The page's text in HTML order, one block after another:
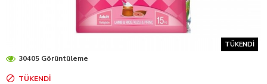
TÜKENDI
TÜKENDI
30405 Görüntüleme